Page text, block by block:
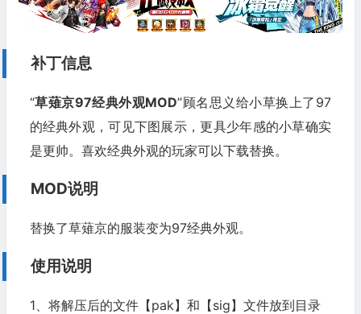
补丁信息
“草薙京97经典外观MOD”顾名思义给小草换上了97
的经典外观，可见下图展示，更具少年感的小草确实
是更帅。喜欢经典外观的玩家可以下载替换。
MOD说明
替换了草薙京的服装变为97经典外观。
使用说明
1、将解压后的文件【pak】和【sig】文件放到目录